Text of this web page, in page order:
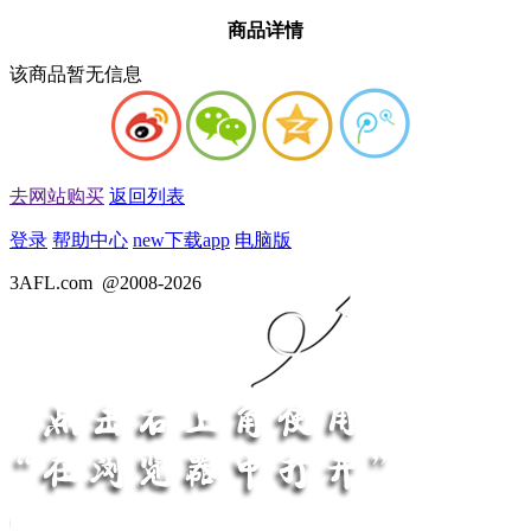
商品详情
该商品暂无信息
去网站购买 返回列表
登录 帮助中心 new下载app 电脑版
3AFL.com @2008-2026